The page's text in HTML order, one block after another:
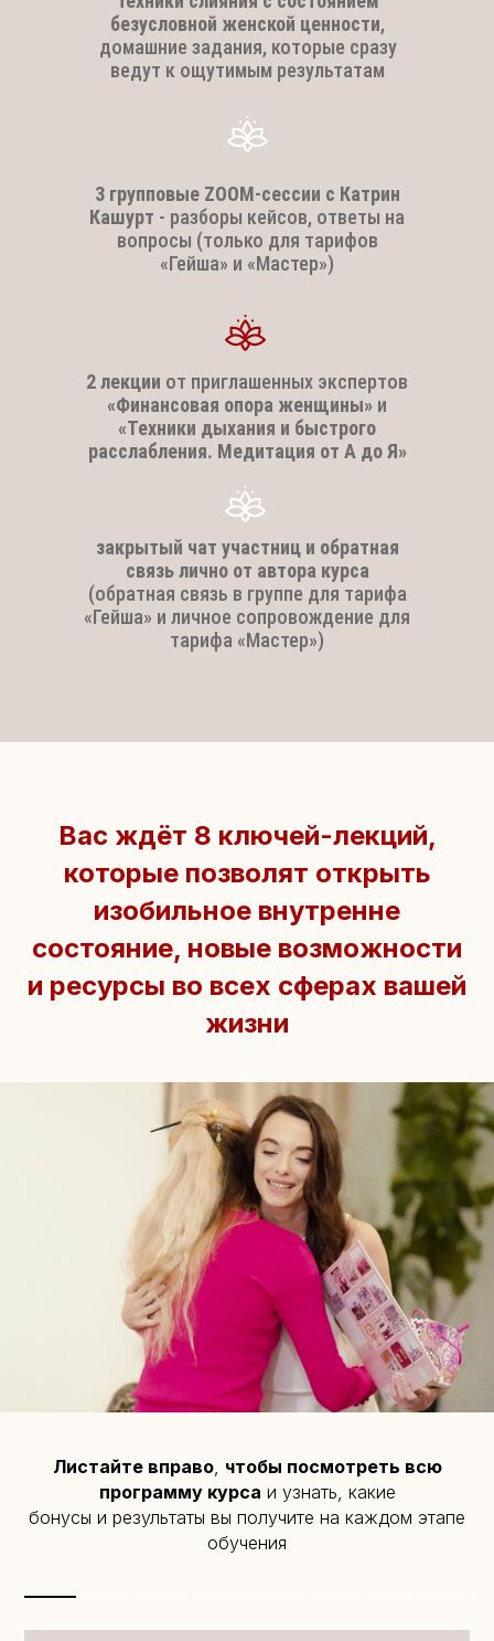
закрытый чат участниц и обратная
связь лично от автора курса
(обратная связь в группе для тарифа
«Гейша» и личное сопровождение для
тарифа «Мастер»)
3 групповые ZOOM-сессии с Катрин
Кашурт - разборы кейсов, ответы на
вопросы (только для тарифов
«Гейша» и «Мастер»)
2 лекции от приглашенных экспертов
«Финансовая опора женщины» и
«Техники дыхания и быстрого
расслабления. Медитация от А до Я»
безусловной женской ценности,
домашние задания, которые сразу
ведут к ощутимым результатам
Вас ждёт 8 ключей-лекций,
которые позволят открыть
изобильное внутренне
состояние, новые возможности
и ресурсы во всех сферах вашей
жизни
Листайте вправо, чтобы посмотреть всю
программу курса и узнать, какие
бонусы и результаты вы получите на каждом этапе
обучения